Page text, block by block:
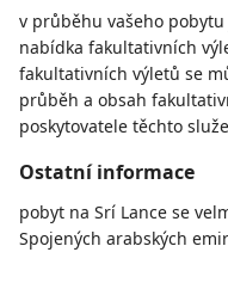
v průběhu vašeho
nabídka fakultativních
fakultativních výletů se
průběh a obsah
poskytovatele těchto
Ostatní informace
pobyt na Srí Lance se
Spojených arabských